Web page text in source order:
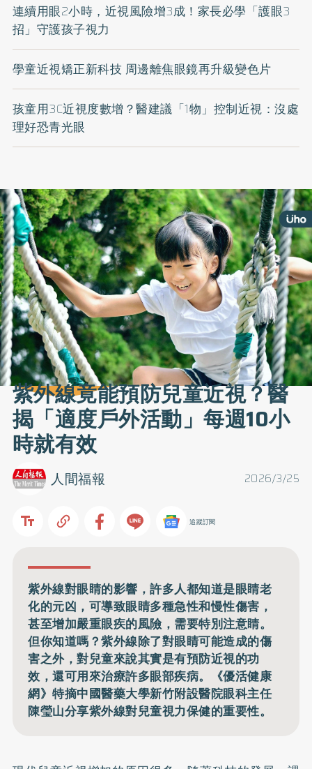
連續用眼2小時，近視風險增3成！家長必學「護眼3
招」守護孩子視力
學童近視矯正新科技 周邊離焦眼鏡再升級變色片
孩童用3C近視度數增？醫建議「1物」控制近視：沒處
理好恐青光眼
紫外線竟能預防兒童近視？醫
揭「適度戶外活動」每週10小
時就有效
2026/3/25
人間福報
追蹤訂閱
紫外線對眼睛的影響，許多人都知道是眼睛老
化的元凶，可導致眼睛多種急性和慢性傷害，
甚至增加嚴重眼疾的風險，需要特別注意睛。
但你知道嗎？紫外線除了對眼睛可能造成的傷
害之外，對兒童來說其實是有預防近視的功
效，還可用來治療許多眼部疾病。《優活健康
網》特摘中國醫藥大學新竹附設醫院眼科主任
陳瑩山分享紫外線對兒童視力保健的重要性。